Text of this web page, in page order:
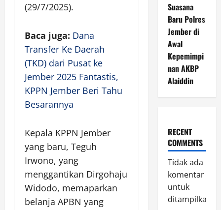
(29/7/2025).
Baca juga: Dana
Transfer Ke Daerah
(TKD) dari Pusat ke
Jember 2025 Fantastis,
KPPN Jember Beri Tahu
Besarannya
Kepala KPPN Jember
yang baru, Teguh
Irwono, yang
menggantikan Dirgohaju
Widodo, memaparkan
belanja APBN yang
Suasana
Baru Polres
Jember di
Awal
Kepemimpi
nan AKBP
Alaiddin
RECENT
COMMENTS
Tidak ada
komentar
untuk
ditampilkan.